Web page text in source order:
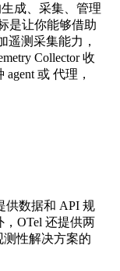
成、采集、管理
是让你能够借助
遥测采集能力，
Collector 收
agent 或 代理，
供数据和 API 规
OTel 还提供两
测性解决方案的